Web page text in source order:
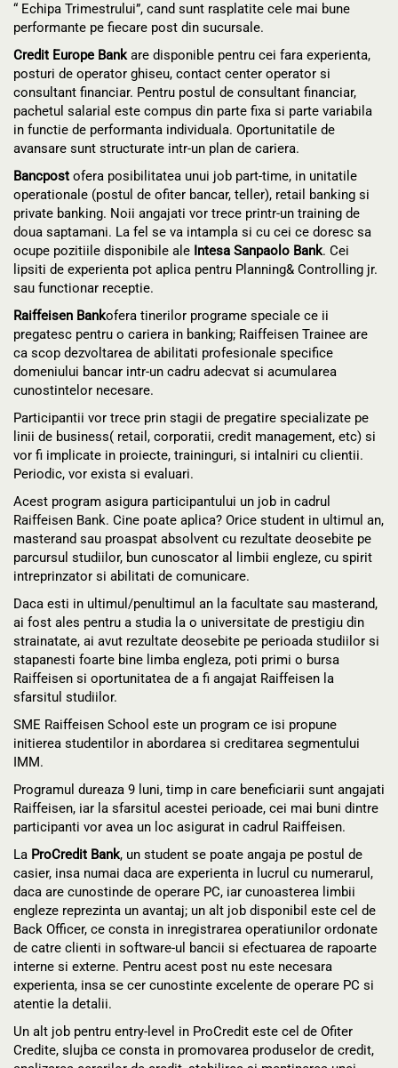
“ Echipa Trimestrului”, cand sunt rasplatite cele mai bune
performante pe fiecare post din sucursale.
Credit Europe Bankare disponible pentru cei fara experienta,
posturi de operator ghiseu, contact center operator si
consultant financiar. Pentru postul de consultant financiar,
pachetul salarial este compus din parte fixa si parte variabila
in functie de performanta individuala. Oportunitatile de
avansare sunt structurate intr-un plan de cariera.
Bancpost ofera posibilitatea unui job part-time, in unitatile
operationale (postul de ofiter bancar, teller), retail banking si
private banking. Noii angajati vor trece printr-un training de
doua saptamani. La fel se va intampla si cu cei ce doresc sa
ocupe pozitiile disponibile ale Intesa Sanpaolo Bank. Cei
lipsiti de experienta pot aplica pentru Planning& Controlling jr.
sau functionar receptie.
Raiffeisen Bankofera tinerilor programe speciale ce ii
pregatesc pentru o cariera in banking; Raiffeisen Trainee are
ca scop dezvoltarea de abilitati profesionale specifice
domeniului bancar intr-un cadru adecvat si acumularea
cunostintelor necesare.
Participantii vor trece prin stagii de pregatire specializate pe
linii de business( retail, corporatii, credit management, etc) si
vor fi implicate in proiecte, traininguri, si intalniri cu clientii.
Periodic, vor exista si evaluari.
Acest program asigura participantului un job in cadrul
Raiffeisen Bank. Cine poate aplica? Orice student in ultimul an,
masterand sau proaspat absolvent cu rezultate deosebite pe
parcursul studiilor, bun cunoscator al limbii engleze, cu spirit
intreprinzator si abilitati de comunicare.
Daca esti in ultimul/penultimul an la facultate sau masterand,
ai fost ales pentru a studia la o universitate de prestigiu din
strainatate, ai avut rezultate deosebite pe perioada studiilor si
stapanesti foarte bine limba engleza, poti primi o bursa
Raiffeisen si oportunitatea de a fi angajat Raiffeisen la
sfarsitul studiilor.
SME Raiffeisen School este un program ce isi propune
initierea studentilor in abordarea si creditarea segmentului
IMM.
Programul dureaza 9 luni, timp in care beneficiarii sunt angajati
Raiffeisen, iar la sfarsitul acestei perioade, cei mai buni dintre
participanti vor avea un loc asigurat in cadrul Raiffeisen.
La ProCredit Bank, un student se poate angaja pe postul de
casier, insa numai daca are experienta in lucrul cu numerarul,
daca are cunostinde de operare PC, iar cunoasterea limbii
engleze reprezinta un avantaj; un alt job disponibil este cel de
Back Officer, ce consta in inregistrarea operatiunilor ordonate
de catre clienti in software-ul bancii si efectuarea de rapoarte
interne si externe. Pentru acest post nu este necesara
experienta, insa se cer cunostinte excelente de operare PC si
atentie la detalii.
Un alt job pentru entry-level in ProCredit este cel de Ofiter
Credite, slujba ce consta in promovarea produselor de credit,